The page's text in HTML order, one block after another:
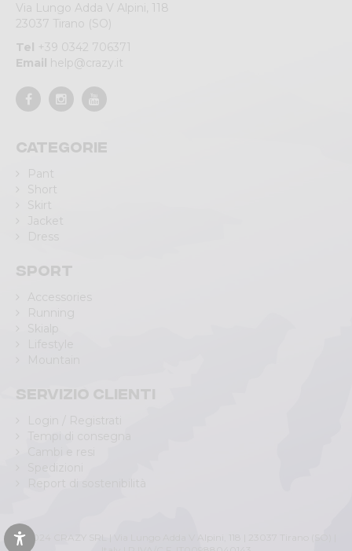
Via Lungo Adda V Alpini, 118
23037 Tirano (SO)
Tel +39 0342 706371
Email help@crazy.it
Categorie
Pant
Short
Skirt
Jacket
Dress
Sport
Accessories
Running
Skialp
Servizio clienti
© 2024 CRAZY SRL | Via Lungo Adda V Alpini, 118 | 23037 Tirano (SO) |